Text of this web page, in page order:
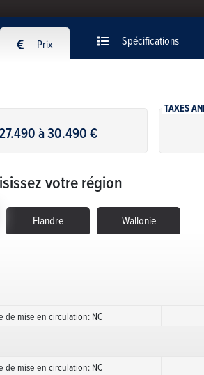
Prix Spécifications
27.490 à 30.490 €
TAXES
votre région
Flandre Wallonie
de mise en circulation: NC
de mise en circulation: NC